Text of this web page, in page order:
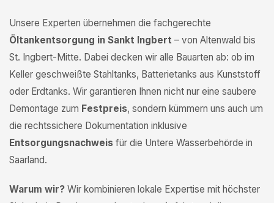
Unsere Experten übernehmen die fachgerechte
Öltankentsorgung in Sankt Ingbert – von Altenwald bis
St. Ingbert-Mitte. Dabei decken wir alle Bauarten ab: ob im
Keller geschweißte Stahltanks, Batterietanks aus Kunststoff
oder Erdtanks. Wir garantieren Ihnen nicht nur eine saubere
Demontage zum Festpreis, sondern kümmern uns auch um
die rechtssichere Dokumentation inklusive
Entsorgungsnachweis für die Untere Wasserbehörde in
Saarland.
Warum wir? Wir kombinieren lokale Expertise mit höchster